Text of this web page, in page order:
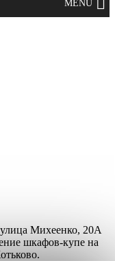
улица Михеенко, 20А
шкафов-купе на